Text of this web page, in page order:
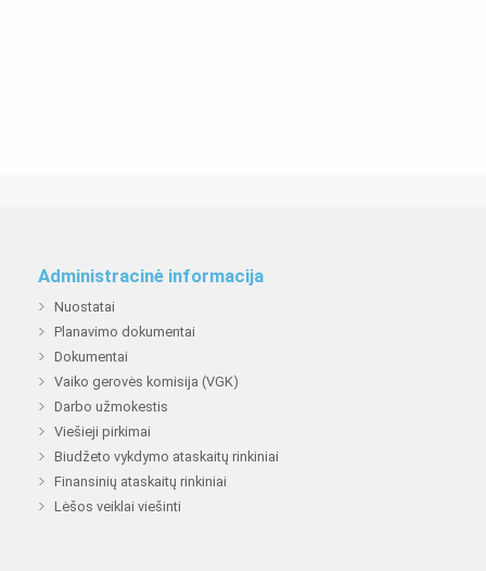
Administracinė informacija
Nuostatai
Planavimo dokumentai
Dokumentai
Vaiko gerovės komisija (VGK)
Darbo užmokestis
Viešieji pirkimai
Biudžeto vykdymo ataskaitų rinkiniai
Finansinių ataskaitų rinkiniai
Lėšos veiklai viešinti